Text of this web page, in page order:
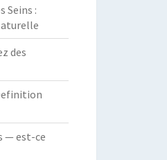
Seins :
des
— est-ce